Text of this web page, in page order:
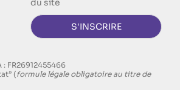
du site
FR26912455466
(formule légale obligatoire au titre de